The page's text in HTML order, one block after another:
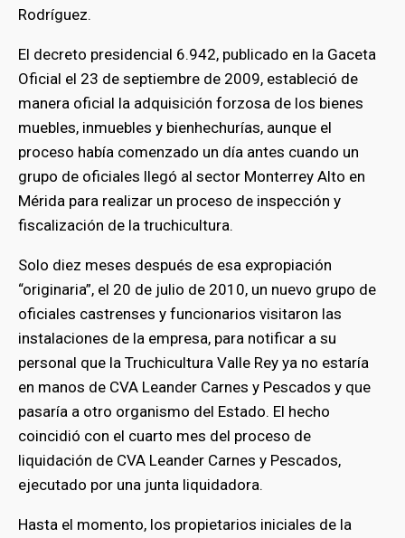
Rodríguez.
El decreto presidencial 6.942, publicado en la Gaceta
Oficial el 23 de septiembre de 2009, estableció de
manera oficial la adquisición forzosa de los bienes
muebles, inmuebles y bienhechurías, aunque el
proceso había comenzado un día antes cuando un
grupo de oficiales llegó al sector Monterrey Alto en
Mérida para realizar un proceso de inspección y
fiscalización de la truchicultura.
Solo diez meses después de esa expropiación
“originaria”, el 20 de julio de 2010, un nuevo grupo de
oficiales castrenses y funcionarios visitaron las
instalaciones de la empresa, para notificar a su
personal que la Truchicultura Valle Rey ya no estaría
en manos de CVA Leander Carnes y Pescados y que
pasaría a otro organismo del Estado. El hecho
coincidió con el cuarto mes del proceso de
liquidación de CVA Leander Carnes y Pescados,
ejecutado por una junta liquidadora.
Hasta el momento, los propietarios iniciales de la